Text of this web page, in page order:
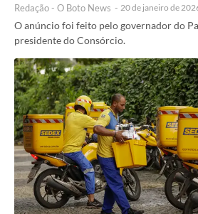
Redação - O Boto News - 20 de janeiro de
O anúncio foi feito pelo governador do
presidente do Consórcio.